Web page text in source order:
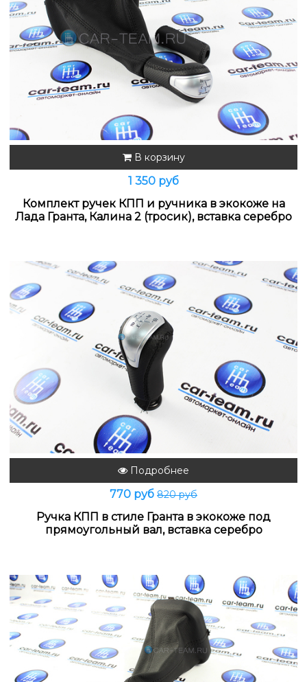
В корзину
1 350 руб
Комплект ручек КПП и ручника в экокоже на
Лада Гранта, Калина 2 (тросик), вставка серебро
Подробнее
770 руб 820 руб
Ручка КПП в стиле Гранта в экокоже под
прямоугольный вал, вставка серебро